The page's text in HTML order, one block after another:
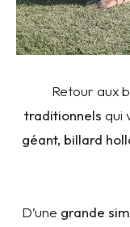
Retour aux
traditionnels qui
géant, billard
D’une grande